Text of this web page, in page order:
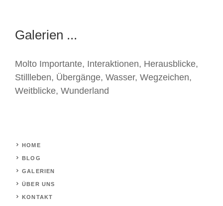
Galerien ...
Molto Importante, Interaktionen, Herausblicke,
Stillleben, Übergänge, Wasser, Wegzeichen,
Weitblicke, Wunderland
HOME
BLOG
GALERIEN
ÜBER UNS
KONTAKT